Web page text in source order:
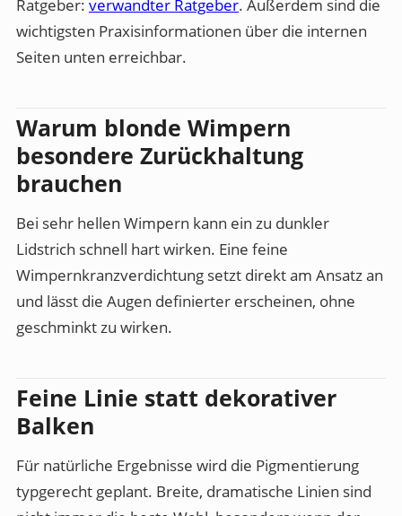
Ratgeber: verwandter Ratgeber. Außerdem sind die
wichtigsten Praxisinformationen über die internen
Seiten unten erreichbar.
Warum blonde Wimpern
besondere Zurückhaltung
brauchen
Bei sehr hellen Wimpern kann ein zu dunkler
Lidstrich schnell hart wirken. Eine feine
Wimpernkranzverdichtung setzt direkt am Ansatz an
und lässt die Augen definierter erscheinen, ohne
geschminkt zu wirken.
Feine Linie statt dekorativer
Balken
Für natürliche Ergebnisse wird die Pigmentierung
typgerecht geplant. Breite, dramatische Linien sind